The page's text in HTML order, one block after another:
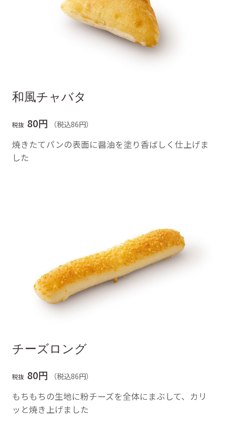
和風チャバタ
税抜 80円 （税込86円）
焼きたてパンの表面に醤油を塗り香ばしく仕上げま
した
チーズロング
税抜 80円 （税込86円）
もちもちの生地に粉チーズを全体にまぶして、カリ
ッと焼き上げました